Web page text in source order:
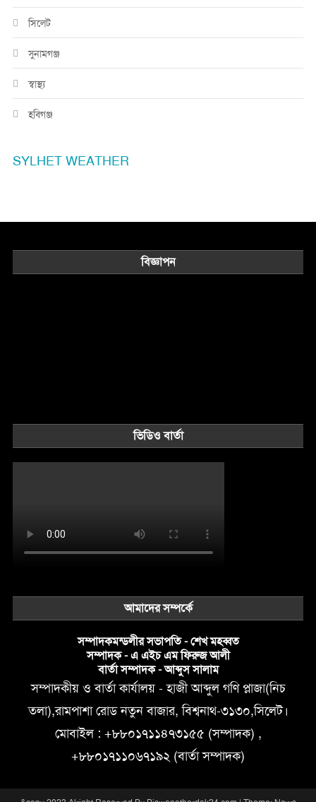
সিলেট
সুনামগঞ্জ
স্বাস্থ্য
হবিগঞ্জ
SYLHET WEATHER
বিজ্ঞাপন
ভিডিও বার্তা
আমাদের সম্পর্কে
সম্পাদকমন্ডলীর সভাপতি - শেখ মহব্বত
সম্পাদক - এ এইচ এম ফিরুজ আলী
বার্তা সম্পাদক - আব্দুস সালাম
সম্পাদকীয় ও বার্তা কার্যালয় - হাজী আব্দুল গণি প্লাজা(নিচ
তলা),রামপাশা রোড নতুন বাজার, বিশ্বনাথ-৩১৩০,সিলেট।
মোবাইল : +৮৮০১৭১১৪৭৩১৫৫ (সম্পাদক) ,
+৮৮০১৭১১০৬৭১৯২ (বার্তা সম্পাদক)